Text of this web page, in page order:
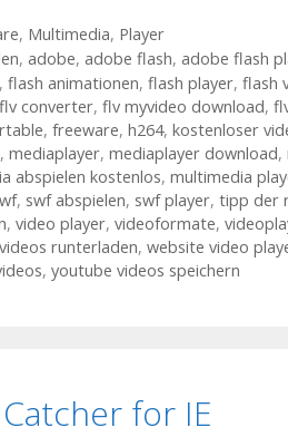
, Multimedia, Player
, adobe, adobe flash, adobe flash
, flash animationen, flash player, flash
flv converter, flv myvideo download,
, freeware, h264, kostenloser
, mediaplayer, mediaplayer download,
abspielen kostenlos, multimedia
, swf abspielen, swf player, tipp der
, video player, videoformate,
videos runterladen, website video
, youtube videos speichern
Catcher for IE